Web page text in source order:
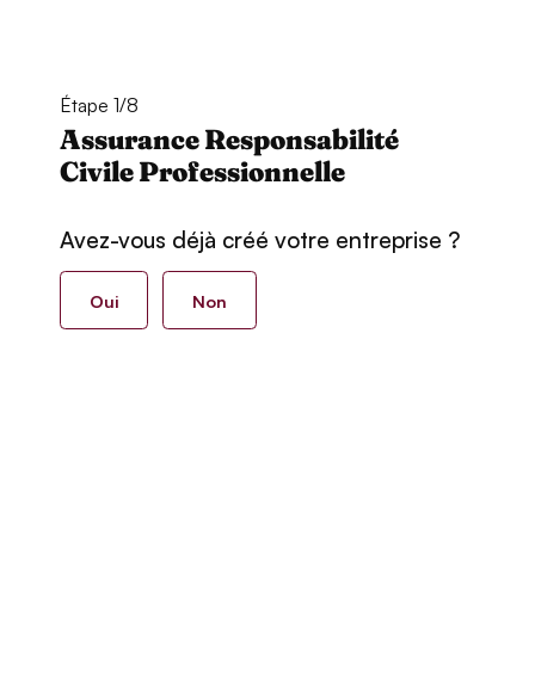
Étape 1/8
Assurance Responsabilité
Civile Professionnelle
Avez-vous déjà créé votre entreprise ?
Oui Non